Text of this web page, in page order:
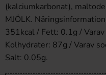
(kalciumkarbonat),
MJÖLK.
351kcal / Fett: 0.1g /
Kolhydrater: 87g / Varav
Salt: 0.05g.